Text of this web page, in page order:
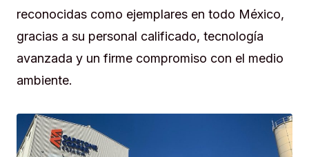
reconocidas como ejemplares en todo México,
gracias a su personal calificado, tecnología
avanzada y un firme compromiso con el medio
ambiente.